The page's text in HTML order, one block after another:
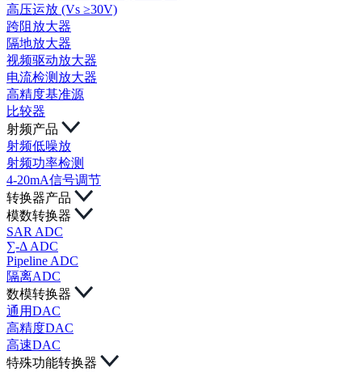
高压运放 (Vs ≥30V)
跨阻放大器
隔地放大器
视频驱动放大器
电流检测放大器
高精度基准源
比较器
射频产品
射频低噪放
射频功率检测
4-20mA信号调节
转换器产品
模数转换器
SAR ADC
∑-Δ ADC
Pipeline ADC
隔离ADC
数模转换器
通用DAC
高精度DAC
高速DAC
特殊功能转换器